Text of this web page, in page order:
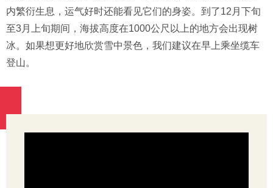
内繁衍生息，运气好时还能看见它们的身姿。到了12月下旬
至3月上旬期间，海拔高度在1000公尺以上的地方会出现树
冰。如果想更好地欣赏雪中景色，我们建议在早上乘坐缆车
登山。